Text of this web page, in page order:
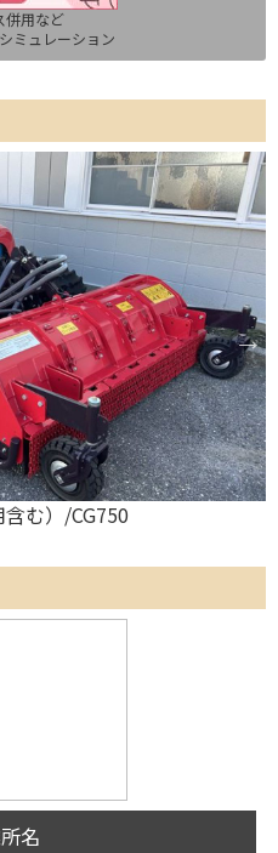
併用など
ミュレーション
/RX-551
名